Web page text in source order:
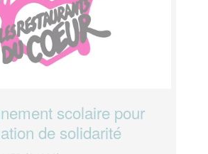
scolaire pour
de solidarité